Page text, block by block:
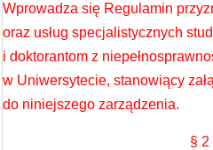
Wprowadza się Regulamin
oraz usług specjalistycznych
i doktorantom z
w Uniwersytecie, stanowiący
do niniejszego zarządzenia.
§ 2